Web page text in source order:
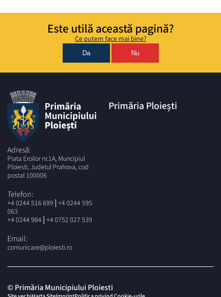
Este utilă această pagină?
Ce putem face mai bine?
Da Nu
Adresă:
Piata Eroilor nr.1A, Muncipiul
Ploiesti, Judetul Prahova, cod
postal 100006
Telefon:
+4 0244 516 699 | +4 0244 595
063
+4 0244 984 | +4 0752 027 539
Email:
comunicare@ploiesti.ro
Primăria Ploiești
© Primăria Municipiului Ploiesti